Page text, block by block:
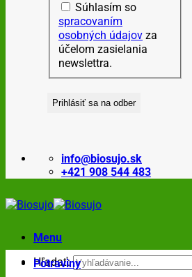
Súhlasím so
spracovaním
osobných údajov za
účelom zasielania
newslettra.
info@biosujo.sk
+421 908 544 483
Menu
Hľadať:
Potraviny